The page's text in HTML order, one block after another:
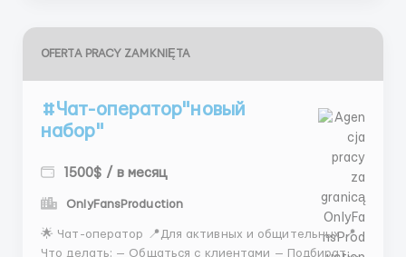
OFERTA PRACY ZAMKNIĘTA
#Чат-оператор"новый
набор"
1500$ / в месяц
OnlyFansProduction
🌟 Чат-оператор 📍Для активных и общительных 📍
Что делать: — Общаться с клиентами — Подбирать